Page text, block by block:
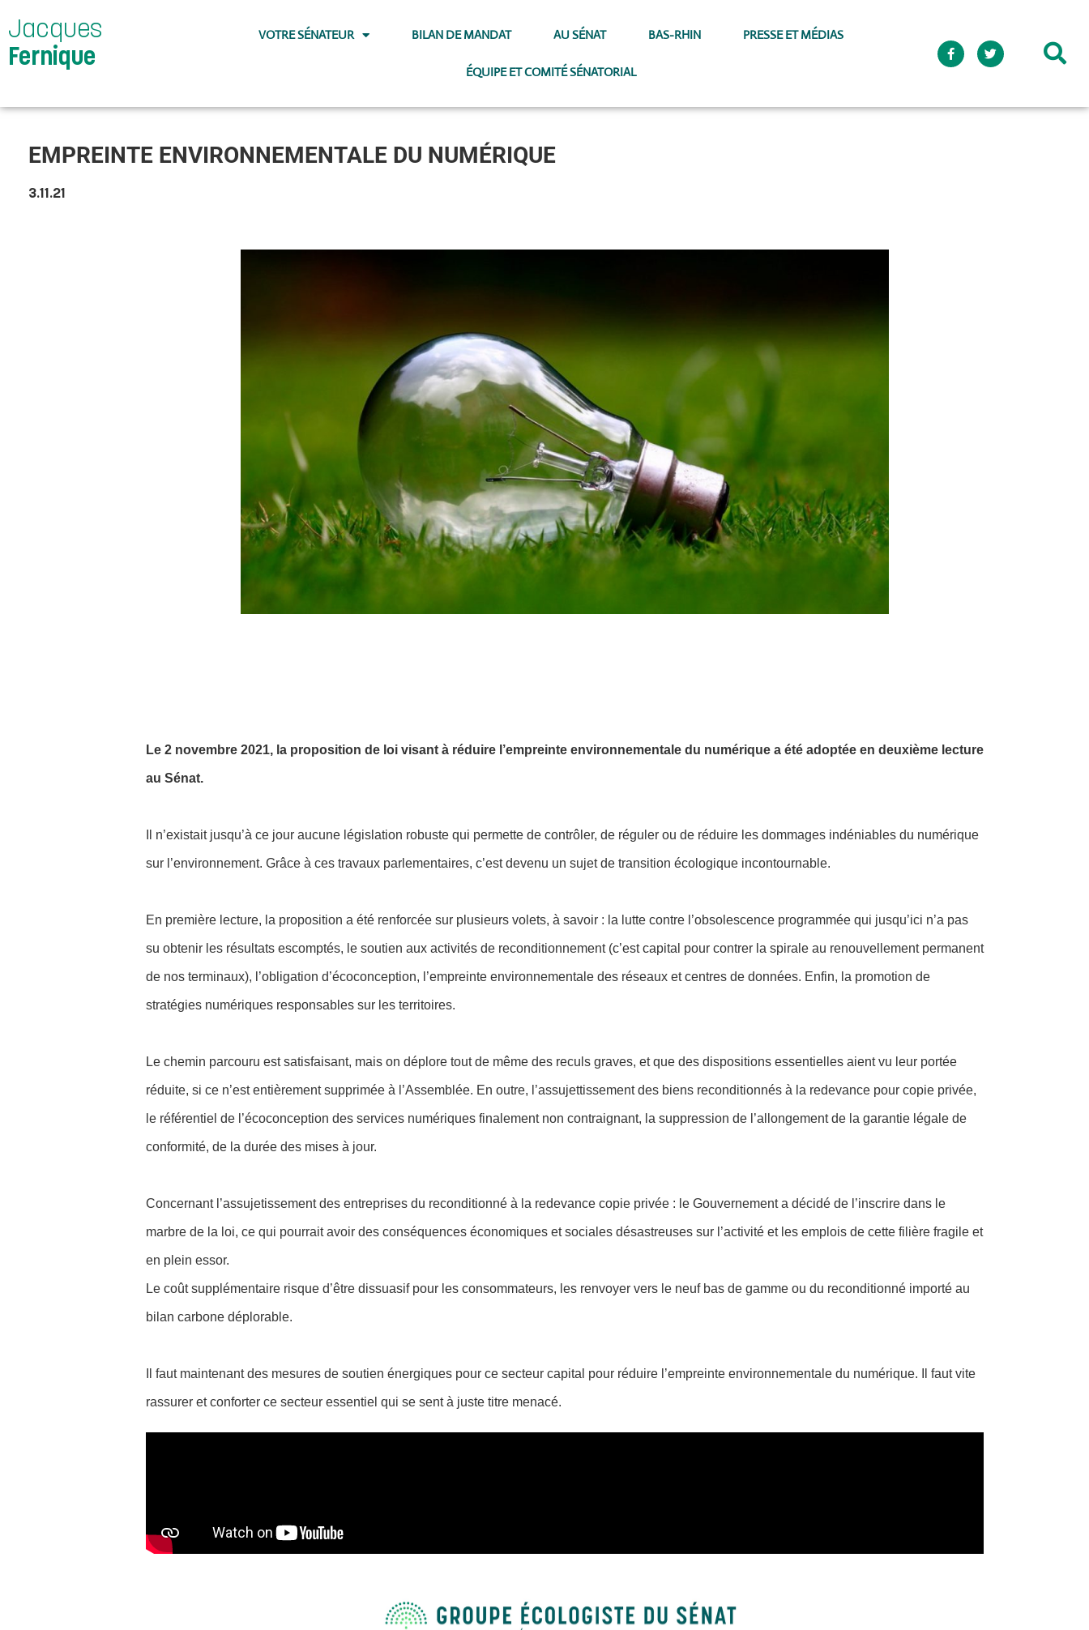
Jacques
Fernique
VOTRE SÉNATEUR BILAN DE MANDAT AU SÉNAT BAS-RHIN PRESSE ET MÉDIAS
ÉQUIPE ET COMITÉ SÉNATORIAL
EMPREINTE ENVIRONNEMENTALE DU NUMÉRIQUE
3.11.21
Le 2 novembre 2021, la proposition de loi visant à réduire l’empreinte environnementale du numérique a été adoptée en deuxième lecture
au Sénat.
Il n’existait jusqu’à ce jour aucune législation robuste qui permette de contrôler, de réguler ou de réduire les dommages indéniables du numérique
sur l’environnement. Grâce à ces travaux parlementaires, c’est devenu un sujet de transition écologique incontournable.
En première lecture, la proposition a été renforcée sur plusieurs volets, à savoir : a lutte contre l’obsolescence programmée qui jusqu’ici n’a pas
su obtenir les résultats escomptés, le soutien aux activités de reconditionnement (c’est capital pour contrer la spirale au renouvellement permanent
de nos terminaux), l’obligation d’écoconception, l’empreinte environnementale des réseaux et centres de données. Enfin, la promotion de
stratégies numériques responsables sur les territoires.
Le chemin parcouru est satisfaisant, mais on déplore tout de même des reculs graves, etque des dispositions essentielles aient vu leur portée
réduite, si ce n’est entièrement supprimée à l’Assemblée. En outre, l ’assujettissement des biens reconditionnés à la redevance pour copie privée,
le référentiel de l’écoconception des services numériques finalement non contraignant, la suppression de l’allongement de la garantie légale de
conformité, de la durée des mises à jour.
Concernantl’assujetissement des entreprises du reconditionné à la redevance copie privée : le Gouvernement a décidé de l’inscrire dans le
marbre de la loi, ce qui pourrait avoir des conséquences économiques et sociales désastreuses sur l’activité et les emplois de cette filière fragile et
en plein essor.
Le coût supplémentaire risque d’être dissuasif pour les consommateurs, les renvoyer vers le neuf bas de gamme ou du reconditionné importé au
bilan carbone déplorable.
Il faut maintenant des mesures de soutien énergiques pour ce secteur capital pour réduire l’empreinte environnementale du numérique. Il faut vite
rassurer et conforter ce secteur essentiel qui se sent à juste titre menacé.